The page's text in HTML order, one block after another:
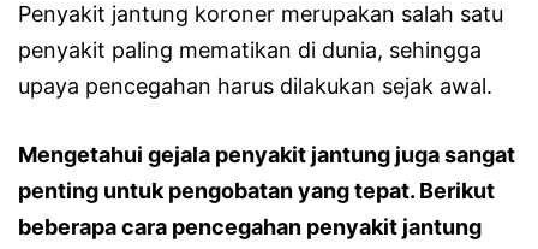
Penyakit jantung koroner merupakan salah satu
penyakit paling mematikan di dunia, sehingga
upaya pencegahan harus dilakukan sejak awal.
Mengetahui gejala penyakit jantung juga sangat
penting untuk pengobatan yang tepat. Berikut
beberapa cara pencegahan penyakit jantung